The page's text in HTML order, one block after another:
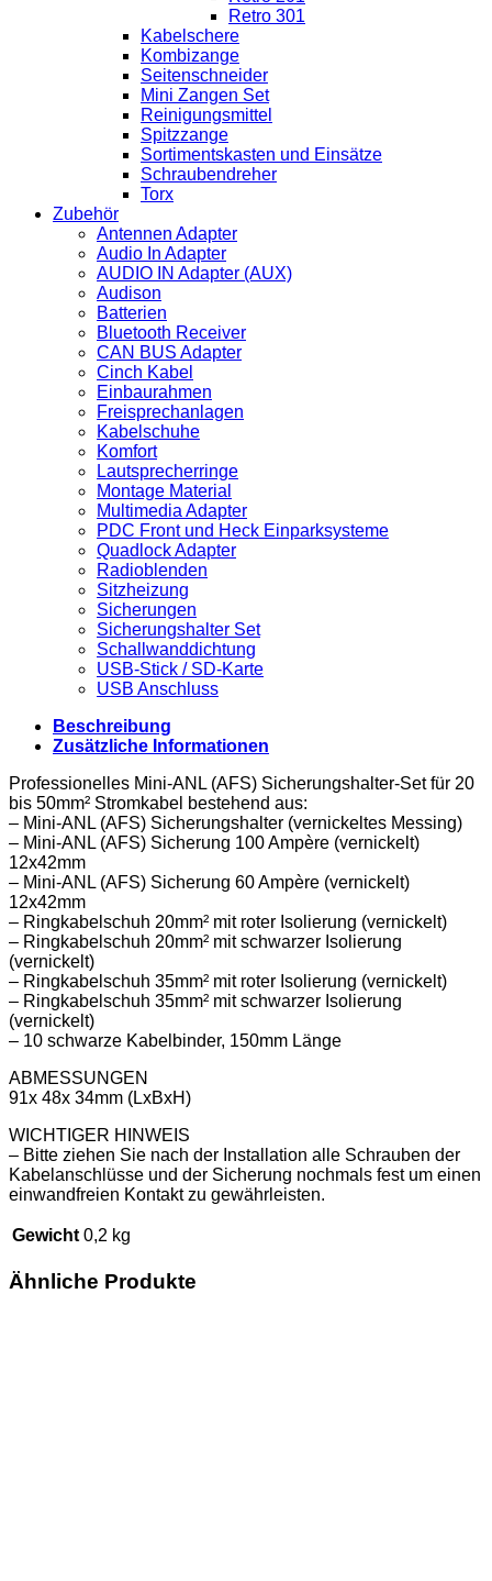
Retro 301
Kabelschere
Kombizange
Seitenschneider
Mini Zangen Set
Reinigungsmittel
Spitzzange
Sortimentskasten und Einsätze
Schraubendreher
Torx
Zubehör
Antennen Adapter
Audio In Adapter
AUDIO IN Adapter (AUX)
Audison
Batterien
Bluetooth Receiver
CAN BUS Adapter
Cinch Kabel
Einbaurahmen
Freisprechanlagen
Kabelschuhe
Komfort
Lautsprecherringe
Montage Material
Multimedia Adapter
PDC Front und Heck Einparksysteme
Quadlock Adapter
Radioblenden
Sitzheizung
Sicherungen
Sicherungshalter Set
Schallwanddichtung
USB-Stick / SD-Karte
USB Anschluss
Beschreibung
Zusätzliche Informationen
Professionelles Mini-ANL (AFS) Sicherungshalter-Set für 20
bis 50mm² Stromkabel bestehend aus:
– Mini-ANL (AFS) Sicherungshalter (vernickeltes Messing)
– Mini-ANL (AFS) Sicherung 100 Ampère (vernickelt)
12x42mm
– Mini-ANL (AFS) Sicherung 60 Ampère (vernickelt)
12x42mm
– Ringkabelschuh 20mm² mit roter Isolierung (vernickelt)
– Ringkabelschuh 20mm² mit schwarzer Isolierung
(vernickelt)
– Ringkabelschuh 35mm² mit roter Isolierung (vernickelt)
– Ringkabelschuh 35mm² mit schwarzer Isolierung
(vernickelt)
– 10 schwarze Kabelbinder, 150mm Länge
ABMESSUNGEN
91x 48x 34mm (LxBxH)
WICHTIGER HINWEIS
– Bitte ziehen Sie nach der Installation alle Schrauben der
Kabelanschlüsse und der Sicherung nochmals fest um einen
einwandfreien Kontakt zu gewährleisten.
Gewicht 0,2 kg
Ähnliche Produkte